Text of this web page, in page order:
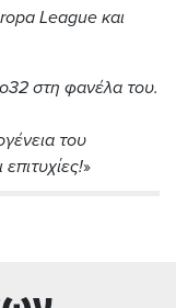
League και
στη φανέλα του.
του
»